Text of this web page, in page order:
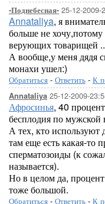
-Поднебесная- 25-12-2009-
Annataliya, я
больше не
верующих товарищей
А вообще,у меня дядя
монахи ушел:)
Обратиться - Ответить - К
Annataliya 25-12-2009-
Афросинья, 40
бесплодия по мужской
А тех, кто используют
там еще есть какая-то
сперматозоиды (к
называется).
Но в целом да,
тоже большой.
Обратиться - Ответить - К